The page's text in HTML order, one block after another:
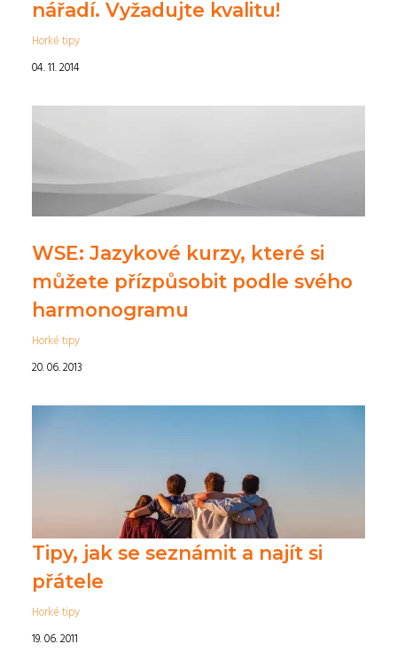
nářadí. Vyžadujte kvalitu!
Horké tipy
04. 11. 2014
WSE: Jazykové kurzy, které si
můžete přízpůsobit podle svého
harmonogramu
Horké tipy
20. 06. 2013
Tipy, jak se seznámit a najít si
přátele
Horké tipy
19. 06. 2011